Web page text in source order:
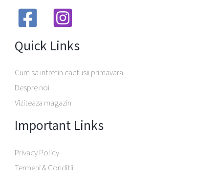
Quick Links
Cum sa intretin cactusii primavara
Despre noi
Viziteaza magazin
Important Links
Privacy Policy
Termeni & Conditii